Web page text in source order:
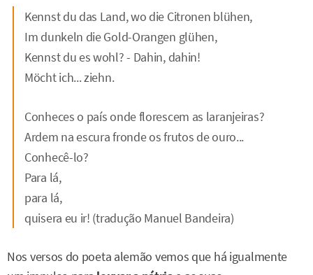
Kennst du das Land, wo die Citronen blühen,
Im dunkeln die Gold-Orangen glühen,
Kennst du es wohl? - Dahin, dahin!
Möcht ich... ziehn.
Conheces o país onde florescem as laranjeiras?
Ardem na escura fronde os frutos de ouro...
Conhecê-lo?
Para lá,
para lá,
quisera eu ir! (tradução Manuel Bandeira)
Nos versos do poeta alemão vemos que há igualmente